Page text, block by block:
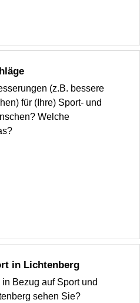
(z.B. bessere
für (Ihre) Sport- und
Welche
in Lichtenberg
Bezug auf Sport und
sehen Sie?